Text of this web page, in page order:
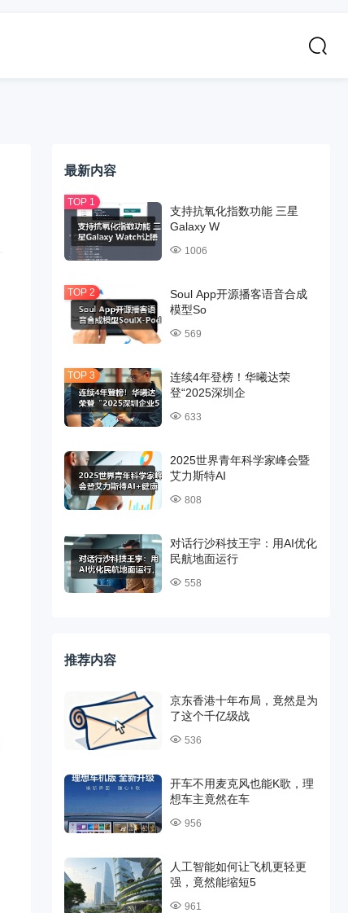
最新内容
支持抗氧化指数功能 三星
Galaxy W
1006
Soul App开源播客语音合成
模型So
569
连续4年登榜！华曦达荣
登“2025深圳企
633
2025世界青年科学家峰会暨
艾力斯特AI
808
对话行沙科技王宇：用AI优化
民航地面运行
558
推荐内容
京东香港十年布局，竟然是为
了这个千亿级战
536
开车不用麦克风也能K歌，理
想车主竟然在车
956
人工智能如何让飞机更轻更
强，竟然能缩短5
961